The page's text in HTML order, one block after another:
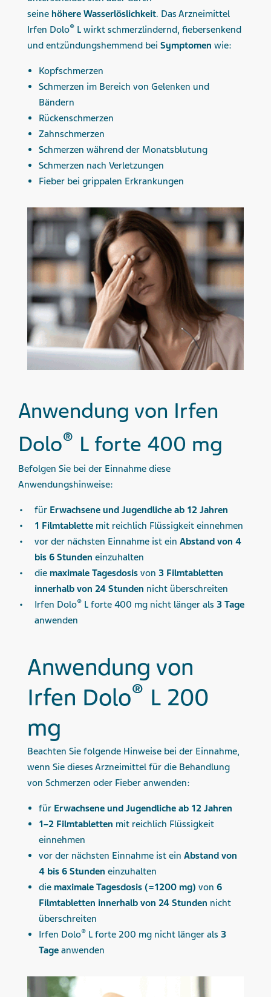
seine höhere Wasserlöslichkeit. Das Arzneimittel
Irfen Dolo® L wirkt schmerzlindernd, fiebersenkend
und entzündungshemmend bei Symptomen wie:
Kopfschmerzen
Schmerzen im Bereich von Gelenken und
Bändern
Rückenschmerzen
Zahnschmerzen
Schmerzen während der Monatsblutung
Schmerzen nach Verletzungen
Fieber bei grippalen Erkrankungen
Anwendung von Irfen
Dolo® L forte 400 mg
Befolgen Sie bei der Einnahme diese
Anwendungshinweise:
für Erwachsene und Jugendliche ab 12 Jahren
1 Filmtablette mit reichlich Flüssigkeit einnehmen
vor der nächsten Einnahme ist einAbstand von 4
bis 6 Stunden einzuhalten
die maximale Tagesdosis von3 Filmtabletten
innerhalb von 24 Stunden nicht überschreiten
Irfen Dolo® L forte 400 mg nicht länger als3 Tage
anwenden
Anwendung von
Irfen Dolo® L 200
mg
Beachten Sie folgende Hinweise bei der Einnahme,
wenn Sie dieses Arzneimittel für die Behandlung
von Schmerzen oder Fieber anwenden:
für Erwachsene und Jugendliche ab 12 Jahren
1–2 Filmtabletten mit reichlich Flüssigkeit
einnehmen
vor der nächsten Einnahme ist ein Abstand von
4 bis 6 Stunden einzuhalten
die maximale Tagesdosis (=1200 mg) von 6
Filmtabletten innerhalb von 24 Stunden nicht
überschreiten
Irfen Dolo® L forte 200 mg nicht länger als 3
Tage anwenden